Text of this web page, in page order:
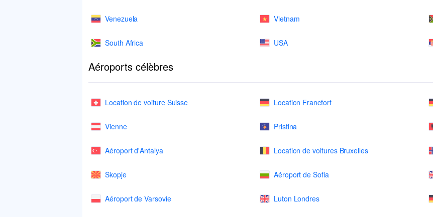
Venezuela Vietnam
South Africa USA
Aéroports célèbres
Location de voiture Suisse Location Francfort
Vienne Pristina
Aéroport d'Antalya Location de voitures Bruxelles
Skopje Aéroport de Sofia
Aéroport de Varsovie Luton Londres